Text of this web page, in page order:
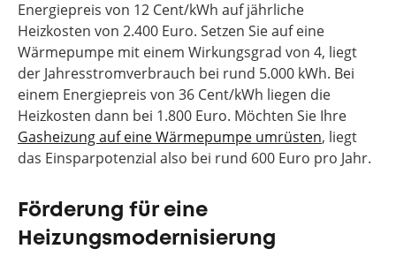
Energiepreis von 12 Cent/kWh auf jährliche
Heizkosten von 2.400 Euro. Setzen Sie auf eine
Wärmepumpe mit einem Wirkungsgrad von 4, liegt
der Jahresstromverbrauch bei rund 5.000 kWh. Bei
einem Energiepreis von 36 Cent/kWh liegen die
Heizkosten dann bei 1.800 Euro. Möchten Sie Ihre
Gasheizung auf eine Wärmepumpe umrüsten, liegt
das Einsparpotenzial also bei rund 600 Euro pro Jahr.
Förderung für eine
Heizungsmodernisierung